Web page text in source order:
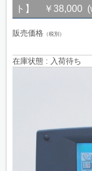
ト】 ￥38,000
販売価格 （税別）
在庫状態 : 入荷待ち